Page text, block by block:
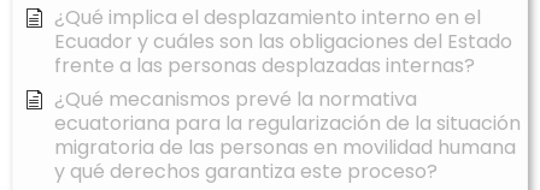
¿Qué implica el desplazamiento interno en el
Ecuador y cuáles son las obligaciones del Estado
frente a las personas desplazadas internas?
¿Qué mecanismos prevé la normativa
ecuatoriana para la regularización de la situación
migratoria de las personas en movilidad humana
y qué derechos garantiza este proceso?